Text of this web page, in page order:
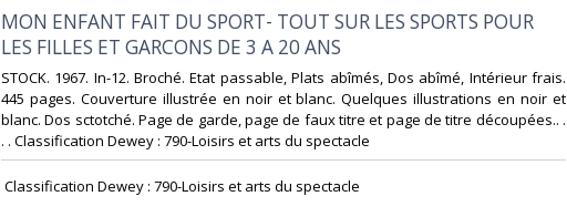
‎MON ENFANT FAIT DU SPORT- TOUT SUR LES SPORTS POUR
LES FILLES ET GARCONS DE 3 A 20 ANS‎
‎STOCK. 1967. In-12. Broché. Etat passable, Plats abîmés, Dos abîmé, Intérieur frais.
445 pages. Couverture illustrée en noir et blanc. Quelques illustrations en noir et
blanc. Dos sctotché. Page de garde, page de faux titre et page de titre découpées.. .
. . Classification Dewey : 790-Loisirs et arts du spectacle‎
‎ Classification Dewey : 790-Loisirs et arts du spectacle‎